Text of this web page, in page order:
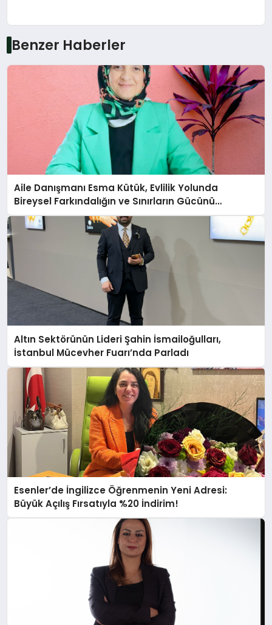
Benzer Haberler
Aile Danışmanı Esma Kütük, Evlilik Yolunda
Bireysel Farkındalığın ve Sınırların Gücünü
Anlatıyor
Altın Sektörünün Lideri Şahin İsmailoğulları,
İstanbul Mücevher Fuarı’nda Parladı ￼
Esenler’de İngilizce Öğrenmenin Yeni Adresi:
Büyük Açılış Fırsatıyla %20 İndirim!